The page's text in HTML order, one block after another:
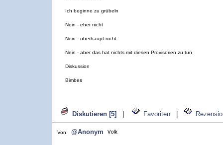
Ich beginne zu grübeln
Nein - eher nicht
Nein - überhaupt nicht
Nein - aber das hat nichts mit diesen Provisorien zu tun
Diskussion
Bimbes
Diskutieren [5] Favoriten
Von: @Anonym